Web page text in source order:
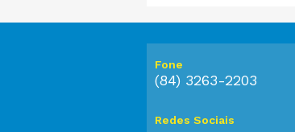
Fone
(84) 3263-2203
Redes Sociais